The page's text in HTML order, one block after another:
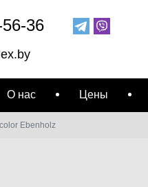
36
О нас Цены
Ebenholz